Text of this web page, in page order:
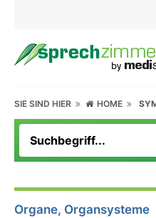
SIE SIND HIER HOME
Organe, Organsysteme